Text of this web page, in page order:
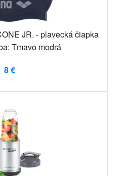
JR. - plavecká čiapka
Tmavo modrá
8 €